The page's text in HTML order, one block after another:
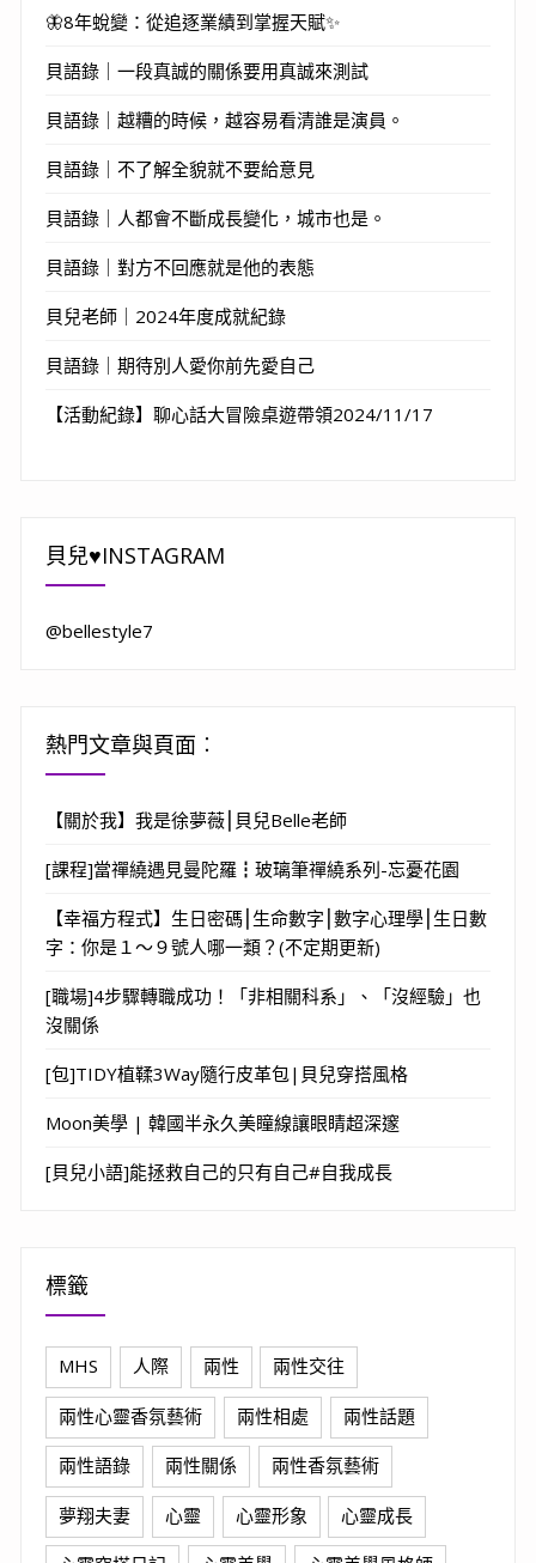
🦋8年蛻變：從追逐業績到掌握天賦✨
貝語錄｜一段真誠的關係要用真誠來測試
貝語錄｜越糟的時候，越容易看清誰是演員。
貝語錄｜不了解全貌就不要給意見
貝語錄｜人都會不斷成長變化，城市也是。
貝語錄｜對方不回應就是他的表態
貝兒老師｜2024年度成就紀錄
貝語錄｜期待別人愛你前先愛自己
【活動紀錄】聊心話大冒險桌遊帶領2024/11/17
貝兒♥INSTAGRAM
@bellestyle7
熱門文章與頁面︰
【關於我】我是徐夢薇⎮貝兒Belle老師
[課程]當禪繞遇見曼陀羅┇玻璃筆禪繞系列-忘憂花園
【幸福方程式】生日密碼⎮生命數字⎮數字心理學⎮生日數
字：你是１～９號人哪一類？(不定期更新)
[職場]4步驟轉職成功！「非相關科系」、「沒經驗」也
沒關係
[包]TIDY植鞣3Way隨行皮革包|貝兒穿搭風格
Moon美學 | 韓國半永久美瞳線讓眼睛超深邃
[貝兒小語]能拯救自己的只有自己#自我成長
標籤
MHS 人際 兩性 兩性交往
兩性心靈香氛藝術 兩性相處 兩性話題
兩性語錄 兩性關係 兩性香氛藝術
夢翔夫妻 心靈 心靈形象 心靈成長